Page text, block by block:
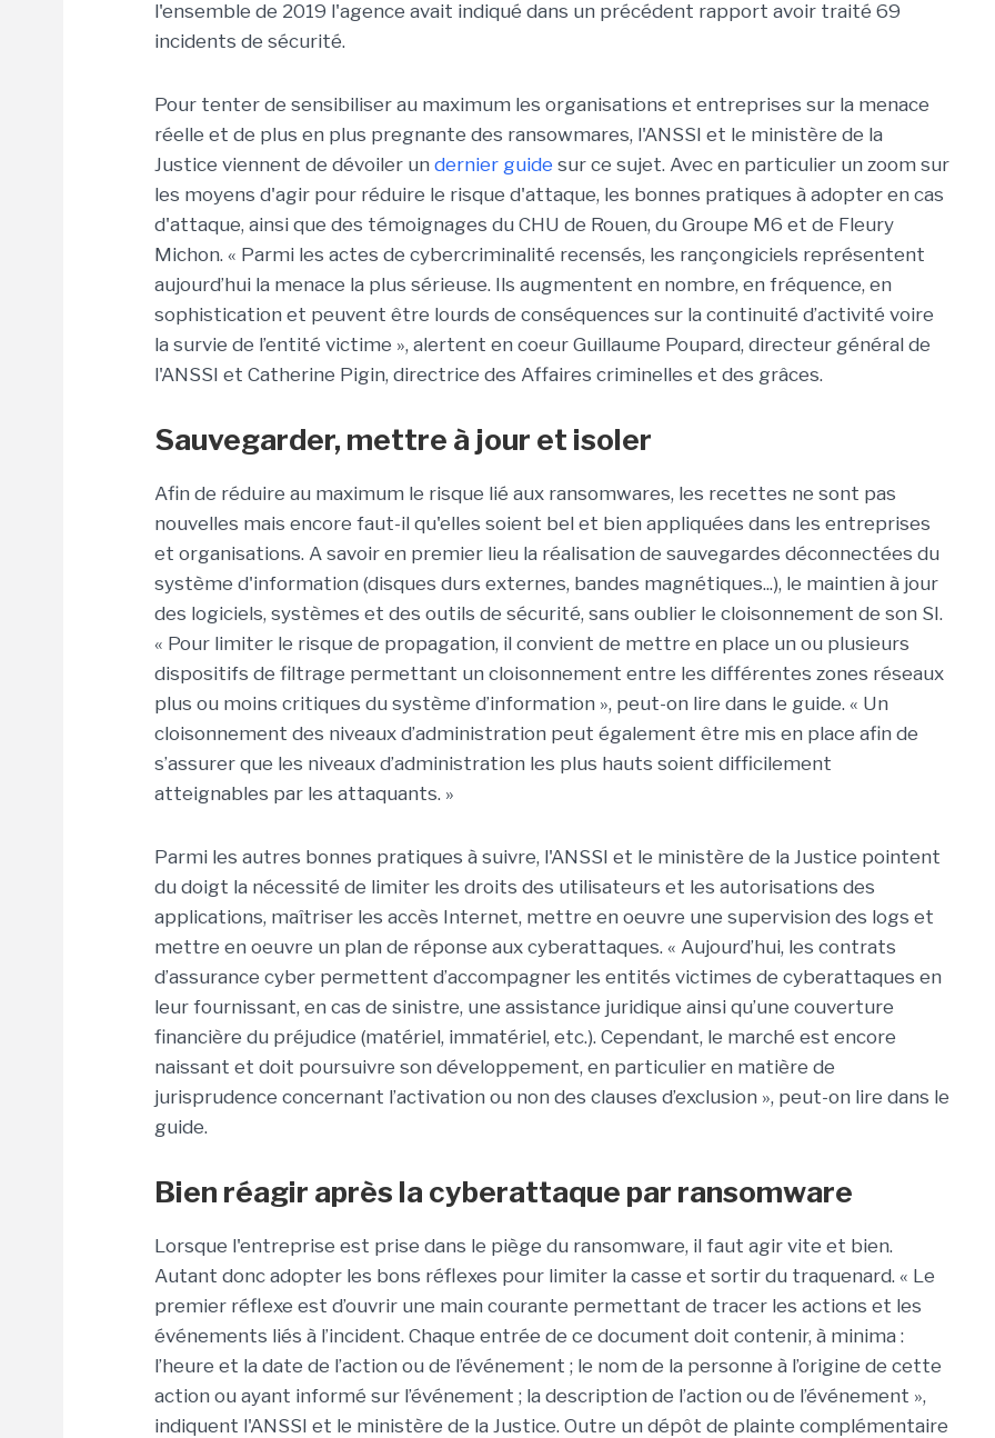
l'ensemble de 2019 l'agence avait indiqué dans un précédent rapport avoir traité 69
incidents de sécurité.
Pour tenter de sensibiliser au maximum les organisations et entreprises sur la menace
réelle et de plus en plus pregnante des ransowmares, l'ANSSI et le ministère de la
Justice viennent de dévoiler un dernier guide sur ce sujet. Avec en particulier un zoom sur
les moyens d'agir pour réduire le risque d'attaque, les bonnes pratiques à adopter en cas
d'attaque, ainsi que des témoignages du CHU de Rouen, du Groupe M6 et de Fleury
Michon. « Parmi les actes de cybercriminalité recensés, les rançongiciels représentent
aujourd’hui la menace la plus sérieuse. Ils augmentent en nombre, en fréquence, en
sophistication et peuvent être lourds de conséquences sur la continuité d’activité voire
la survie de l’entité victime », alertent en coeur Guillaume Poupard, directeur général de
l'ANSSI et Catherine Pigin, directrice des Affaires criminelles et des grâces.
Sauvegarder, mettre à jour et isoler
Afin de réduire au maximum le risque lié aux ransomwares, les recettes ne sont pas
nouvelles mais encore faut-il qu'elles soient bel et bien appliquées dans les entreprises
et organisations. A savoir en premier lieu la réalisation de sauvegardes déconnectées du
système d'information (disques durs externes, bandes magnétiques...), le maintien à jour
des logiciels, systèmes et des outils de sécurité, sans oublier le cloisonnement de son SI.
« Pour limiter le risque de propagation, il convient de mettre en place un ou plusieurs
dispositifs de filtrage permettant un cloisonnement entre les différentes zones réseaux
plus ou moins critiques du système d’information », peut-on lire dans le guide. « Un
cloisonnement des niveaux d’administration peut également être mis en place afin de
s’assurer que les niveaux d’administration les plus hauts soient difficilement
atteignables par les attaquants. »
Parmi les autres bonnes pratiques à suivre, l'ANSSI et le ministère de la Justice pointent
du doigt la nécessité de limiter les droits des utilisateurs et les autorisations des
applications, maîtriser les accès Internet, mettre en oeuvre une supervision des logs et
mettre en oeuvre un plan de réponse aux cyberattaques. « Aujourd’hui, les contrats
d’assurance cyber permettent d’accompagner les entités victimes de cyberattaques en
leur fournissant, en cas de sinistre, une assistance juridique ainsi qu’une couverture
financière du préjudice (matériel, immatériel, etc.). Cependant, le marché est encore
naissant et doit poursuivre son développement, en particulier en matière de
jurisprudence concernant l’activation ou non des clauses d’exclusion », peut-on lire dans le
guide.
Bien réagir après la cyberattaque par ransomware
Lorsque l'entreprise est prise dans le piège du ransomware, il faut agir vite et bien.
Autant donc adopter les bons réflexes pour limiter la casse et sortir du traquenard. « Le
premier réflexe est d’ouvrir une main courante permettant de tracer les actions et les
événements liés à l’incident. Chaque entrée de ce document doit contenir, à minima :
l’heure et la date de l’action ou de l’événement ; le nom de la personne à l’origine de cette
action ou ayant informé sur l’événement ; la description de l’action ou de l’événement »,
indiquent l'ANSSI et le ministère de la Justice. Outre un dépôt de plainte complémentaire